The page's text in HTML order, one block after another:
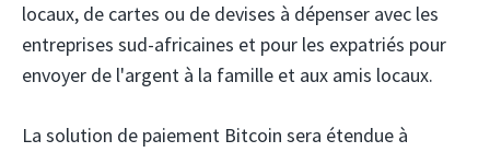
locaux, de cartes ou de devises à dépenser avec les
entreprises sud-africaines et pour les expatriés pour
envoyer de l'argent à la famille et aux amis locaux.
La solution de paiement Bitcoin sera étendue à